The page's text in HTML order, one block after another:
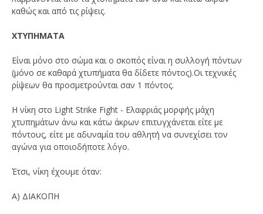
καθώς και από τις ρίψεις.
XΤΥΠHMATA
Είναι μόνο στο σώμα και ο σκοπός είναι η συλλογή πόντων
(μόνο σε καθαρά χτυπήματα θα δίδετε πόντος).Οι τεχνικές
ρίψεων θα προσμετρούνται σαν 1 πόντος.
Η νίκη στο Light Strike Fight - Ελαφριάς μορφής μάχη
χτυπημάτων άνω και κάτω άκρων επιτυγχάνεται είτε με
πόντους, είτε με αδυναμία του αθλητή να συνεχίσει τον
αγώνα για οποιοδήποτε λόγο.
Έτσι, νίκη έχουμε όταν:
Α) ΔΙΑΚΟΠΗ